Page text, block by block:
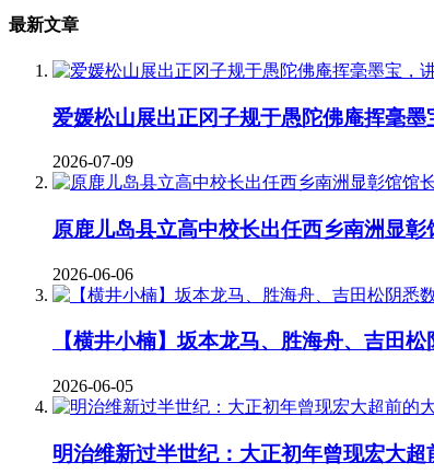
最新文章
爱媛松山展出正冈子规于愚陀佛庵挥毫
2026-07-09
原鹿儿岛县立高中校长出任西乡南洲显
2026-06-06
【横井小楠】坂本龙马、胜海舟、吉田
2026-06-05
明治维新过半世纪：大正初年曾现宏大超